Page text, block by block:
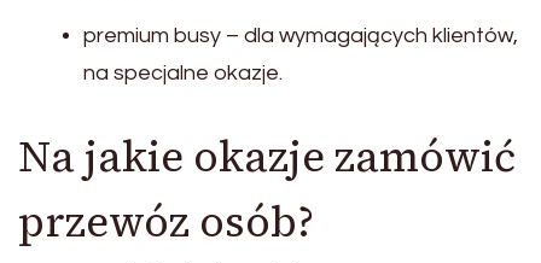
premium busy – dla wymagających klientów,
na specjalne okazje.
Na jakie okazje zamówić
przewóz osób?